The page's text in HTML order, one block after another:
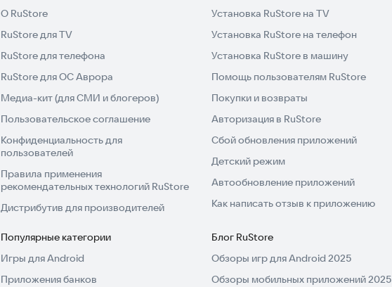
О RuStore
RuStore для TV
RuStore для телефона
RuStore для ОС Аврора
Медиа-кит (для СМИ и блогеров)
Пользовательское соглашение
Конфиденциальность для
пользователей
Правила применения
рекомендательных технологий RuStore
Дистрибутив для производителей
Установка RuStore на TV
Установка RuStore на телефон
Установка RuStore в машину
Помощь пользователям RuStore
Покупки и возвраты
Авторизация в RuStore
Сбой обновления приложений
Детский режим
Автообновление приложений
Как написать отзыв к приложению
Популярные категории
Игры для Android
Приложения банков
Блог RuStore
Обзоры игр для Android 2025
Обзоры мобильных приложений 2025